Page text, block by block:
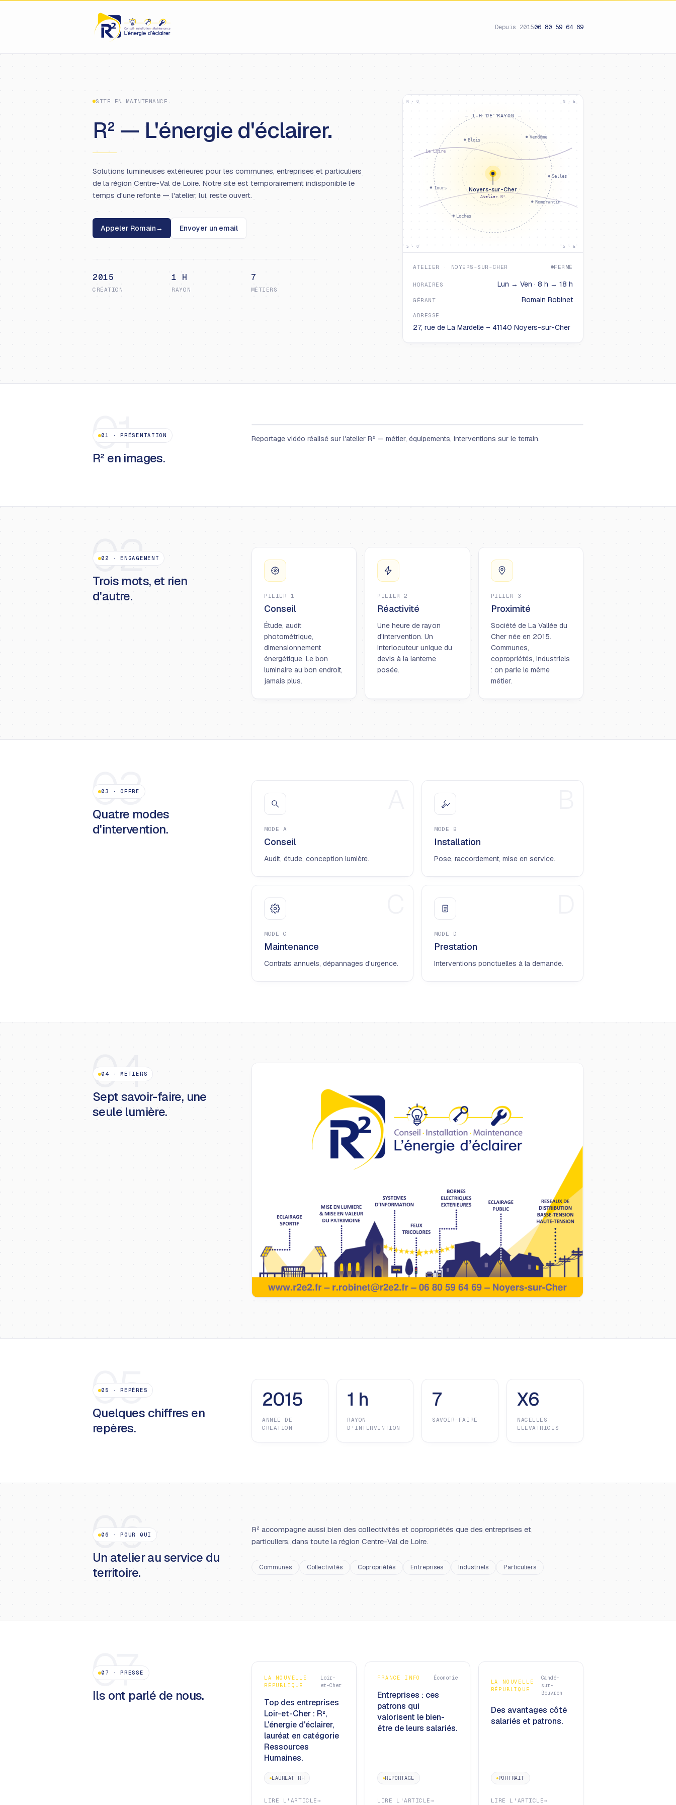
Depuis 201506 80 59 64 69
SITE EN MAINTENANCE
R² — L'énergie d'éclairer.
Solutions lumineuses extérieures pour les communes, entreprises et particuliers
de la région Centre-Val de Loire. Notre site est temporairement indisponible le
temps d'une refonte — l'atelier, lui, reste ouvert.
Appeler Romain→ Envoyer un email
2015
CRÉATION
1 H
RAYON
7
MÉTIERS
La Loire
Blois
Tours
Vendôme
Romorantin
Loches
Selles
Noyers-sur-Cher
Atelier R²
— 1 H DE RAYON —
N · O N · E
S · O S · E
ATELIER · NOYERS-SUR-CHER FERMÉ
HORAIRES Lun → Ven · 8 h → 18 h
GÉRANT Romain Robinet
ADRESSE
27, rue de La Mardelle – 41140 Noyers-sur-Cher
01
01 ·PRÉSENTATION
R² en images.
Reportage vidéo réalisé sur l'atelier R² — métier, équipements, interventions sur le terrain.
02
02 ·ENGAGEMENT
Trois mots, et rien
d'autre.
PILIER 1
Conseil
Étude, audit
photométrique,
dimensionnement
énergétique. Le bon
luminaire au bon endroit,
jamais plus.
PILIER 2
Réactivité
Une heure de rayon
d'intervention. Un
interlocuteur unique du
devis à la lanterne
posée.
PILIER 3
Proximité
Société de La Vallée du
Cher née en 2015.
Communes,
copropriétés, industriels
: on parle le même
métier.
03
03 ·OFFRE
Quatre modes
d'intervention.
MODE A
Conseil
Audit, étude, conception lumière.
MODE B
Installation
Pose, raccordement, mise en service.
MODE C
Maintenance
Contrats annuels, dépannages d'urgence.
MODE D
Prestation
Interventions ponctuelles à la demande.
04
04 ·MÉTIERS
Sept savoir-faire, une
seule lumière.
05
05 ·REPÈRES
Quelques chiffres en
repères.
2015
ANNÉE DE
CRÉATION
1 h
RAYON
D'INTERVENTION
7
SAVOIR-FAIRE
X6
NACELLES
ÉLÉVATRICES
06
06 ·POUR QUI
Un atelier au service du
territoire.
R² accompagne aussi bien des collectivités et copropriétés que des entreprises et
particuliers, dans toute la région Centre-Val de Loire.
Communes Collectivités Copropriétés Entreprises Industriels Particuliers
07
07 ·PRESSE
Ils ont parlé de nous.
LA NOUVELLE
RÉPUBLIQUE
Loir-
et-Cher
Top des entreprises
Loir-et-Cher : R²,
L'énergie d'éclairer,
lauréat en catégorie
Ressources
Humaines.
LAURÉAT RH
LIRE L'ARTICLE→
FRANCE INFO Économie
Entreprises : ces
patrons qui
valorisent le bien-
être de leurs salariés.
REPORTAGE
LIRE L'ARTICLE→
LA NOUVELLE
RÉPUBLIQUE
Candé-
sur-
Beuvron
Des avantages côté
salariés et patrons.
PORTRAIT
LIRE L'ARTICLE→